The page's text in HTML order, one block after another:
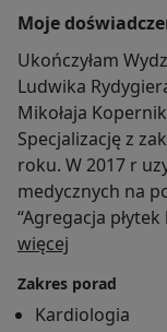
Moje
Ukończyłam
Ludwika
Mikołaja
Specjalizację z
roku. W 2017 r
medycznych na
“Agregacja
powodu ostrego
przewidywanie
klopidogelem.” W latach 2008-2015 pracowałam w
więcej
Zakres porad
Kardiologia